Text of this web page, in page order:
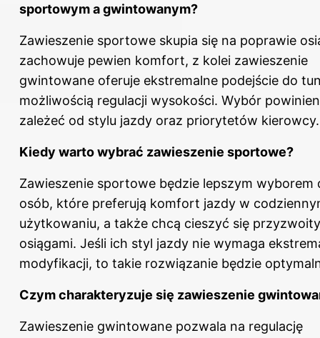
sportowym a gwintowanym?
Zawieszenie sportowe skupia się na poprawie
zachowuje pewien komfort, z kolei zawieszenie
gwintowane oferuje ekstremalne podejście do
możliwością regulacji wysokości. Wybór powinien
zależeć od stylu jazdy oraz priorytetów kierowcy.
Kiedy warto wybrać zawieszenie sportowe?
Zawieszenie sportowe będzie lepszym wyborem
osób, które preferują komfort jazdy w
użytkowaniu, a także chcą cieszyć się
osiągami. Jeśli ich styl jazdy nie wymaga
modyfikacji, to takie rozwiązanie będzie
Czym charakteryzuje się zawieszenie
Zawieszenie gwintowane pozwala na regulację